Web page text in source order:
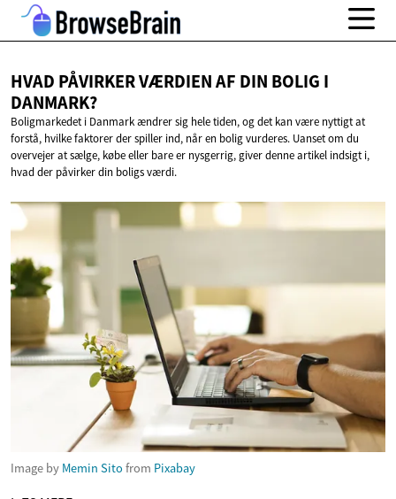
HVAD PÅVIRKER VÆRDIEN AF DIN BOLIG I
DANMARK?
Boligmarkedet i Danmark ændrer sig hele tiden, og det kan være nyttigt at
forstå, hvilke faktorer der spiller ind, når en bolig vurderes. Uanset om du
overvejer at sælge, købe eller bare er nysgerrig, giver denne artikel indsigt i,
hvad der påvirker din boligs værdi.
Image by Memin Sito from Pixabay